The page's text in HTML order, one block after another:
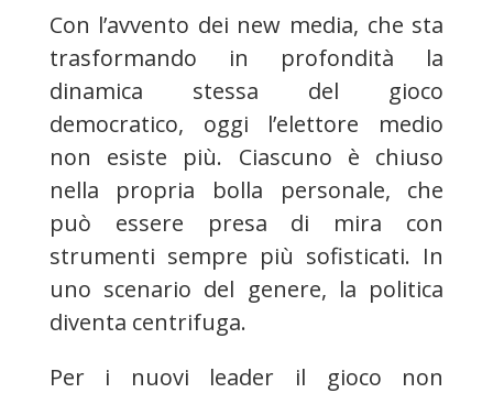
Con l’avvento dei new media, che sta
trasformando in profondità la
dinamica stessa del gioco
democratico, oggi l’elettore medio
non esiste più. Ciascuno è chiuso
nella propria bolla personale, che
può essere presa di mira con
strumenti sempre più sofisticati. In
uno scenario del genere, la politica
diventa centrifuga.
Per i nuovi leader il gioco non